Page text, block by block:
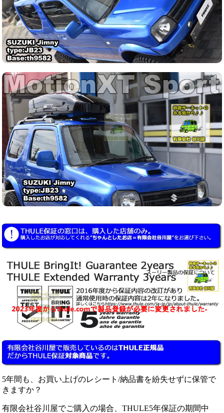
5年間も、お買い上げのレシート/納品書を紛失せずに保管で
きますか？
有限会社谷川屋でご購入の場合、THULE5年保証の期間中